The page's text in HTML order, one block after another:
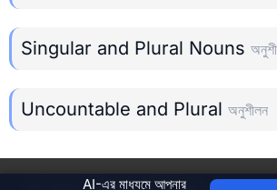
Singular and Plural Nouns
Uncountable and Plural অনুশীলন
AI-এর মাধ্যমে আপনার